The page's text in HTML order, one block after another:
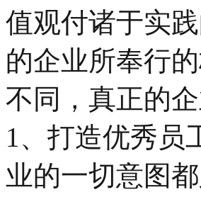
值观付诸于实
的企业所奉行
不同，真正的
1、打造优秀员
业的一切意图